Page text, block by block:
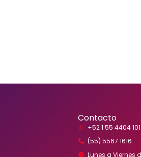
Contacto
+52 1 55 4404
(55) 5567 1616
Lunes a Viernes